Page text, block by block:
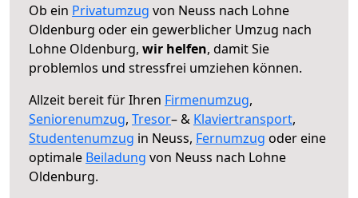
Ob ein Privatumzug von Neuss nach Lohne
Oldenburg oder ein gewerblicher Umzug nach
Lohne Oldenburg, wir helfen, damit Sie
problemlos und stressfrei umziehen können.
Allzeit bereit für Ihren Firmenumzug,
Seniorenumzug, Tresor– & Klaviertransport,
Studentenumzug in Neuss, Fernumzug oder eine
optimale Beiladung von Neuss nach Lohne
Oldenburg.